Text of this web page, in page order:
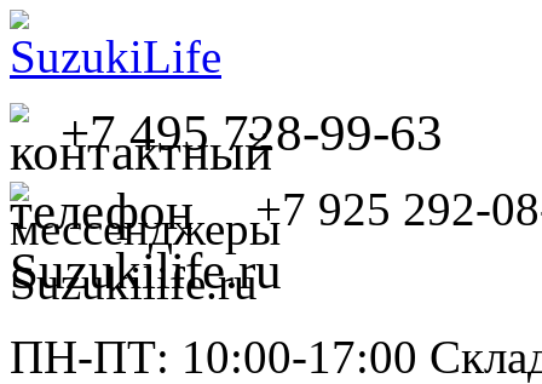
+7 495 728-99-63
+7 925 292-
ПН-ПТ: 10:00-17:00